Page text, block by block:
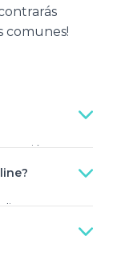
comunes!
versión,
primera
precio súper
startups
increíbles
porque